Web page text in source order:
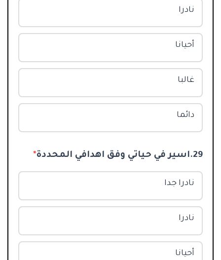
نادرا
أحيانا
غالبا
دائما
29.اسير في حياتي وفق اهدافي المحددة *
نادرا جدا
نادرا
أحيانا